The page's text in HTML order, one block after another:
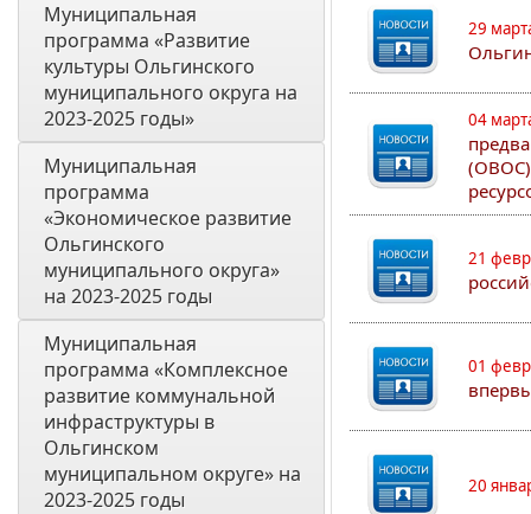
Муниципальная
программа «Развитие
культуры Ольгинского
муниципального округа на
2023-2025 годы»
Муниципальная
программа
«Экономическое развитие
Ольгинского
муниципального округа»
на 2023-2025 годы
Муниципальная
программа «Комплексное
развитие коммунальной
инфраструктуры в
Ольгинском
муниципальном округе» на
2023-2025 годы
29
04
21
01
20